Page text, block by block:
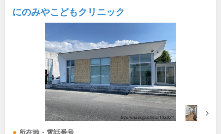
にのみやこどもクリニック